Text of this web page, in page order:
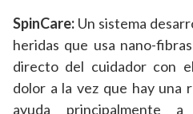
SpinCare: Un sistema
heridas que usa nano-
directo del cuidador con
dolor a la vez que hay una
ayuda principalmente